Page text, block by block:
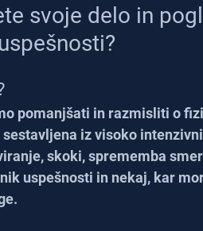
svoje delo in
pomanjšati in razmisliti o
iz visoko
skoki, sprememba
uspešnosti in nekaj, kar